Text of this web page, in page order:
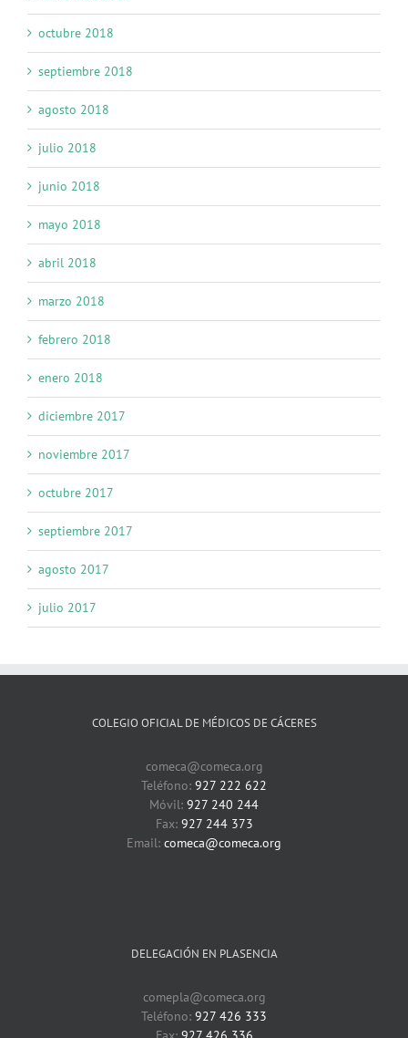
octubre 2018
septiembre 2018
agosto 2018
julio 2018
junio 2018
mayo 2018
abril 2018
marzo 2018
febrero 2018
enero 2018
diciembre 2017
noviembre 2017
octubre 2017
septiembre 2017
agosto 2017
julio 2017
COLEGIO OFICIAL DE MÉDICOS DE CÁCERES
comeca@comeca.org
Teléfono: 927 222 622
Móvil: 927 240 244
Fax: 927 244 373
Email: comeca@comeca.org
DELEGACIÓN EN PLASENCIA
comepla@comeca.org
Teléfono: 927 426 333